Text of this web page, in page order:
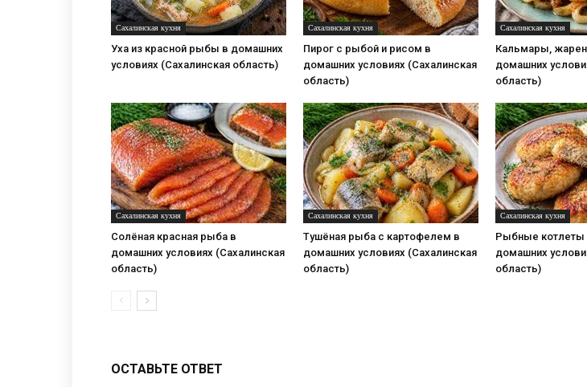
Сахалинская кухня
Уха из красной рыбы в домашних
условиях (Сахалинская область)
Сахалинская кухня
Пирог с рыбой и рисом в
домашних условиях (Сахалинская
область)
Сахалинская кухня
Кальмары,
домашних
область)
Сахалинская кухня
Солёная красная рыба в
домашних условиях (Сахалинская
область)
Сахалинская кухня
Тушёная рыба с картофелем в
домашних условиях (Сахалинская
область)
Сахалинская кухня
Рыбные котлеты
домашних
область)
ОСТАВЬТЕ ОТВЕТ